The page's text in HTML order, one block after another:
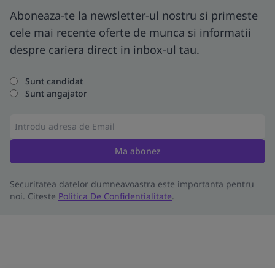
Aboneaza-te la newsletter-ul nostru si primeste
cele mai recente oferte de munca si informatii
despre cariera direct in inbox-ul tau.
Sunt candidat
Sunt angajator
Ma abonez
Securitatea datelor dumneavoastra este importanta pentru
noi. Citeste Politica De Confidentialitate.